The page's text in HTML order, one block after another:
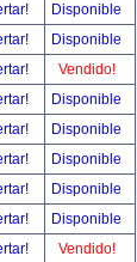
Disponible
Disponible
Vendido!
Disponible
Disponible
Disponible
Disponible
Disponible
Vendido!